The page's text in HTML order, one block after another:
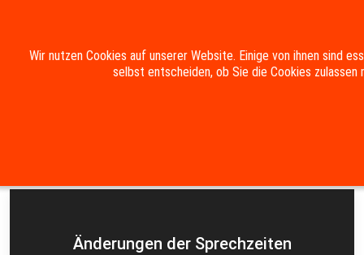
Impressum Datenschutzerklärung
Änderungen der Sprechzeiten
Wir nutzen Cookies auf unserer Website. Einige von ihnen sind
selbst entscheiden, ob Sie die Cookies